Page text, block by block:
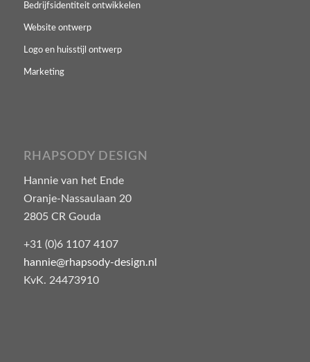
Bedrijfsidentiteit ontwikkelen
Website ontwerp
Logo en huisstijl ontwerp
Marketing
RHAPSODY DESIGN
Hannie van het Ende
Oranje-Nassaulaan 20
2805 CR Gouda
+31 (0)6 1107 4107
hannie@rhapsody-design.nl
KvK. 24473910